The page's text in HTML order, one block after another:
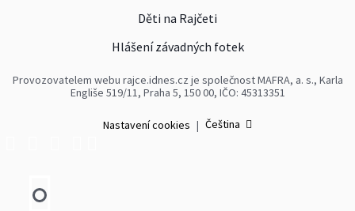
Děti na Rajčeti
Hlášení závadných fotek
Provozovatelem webu rajce.idnes.cz je společnost MAFRA, a. s., Karla
Engliše 519/11, Praha 5, 150 00, IČO: 45313351
Nastavení cookies | Čeština